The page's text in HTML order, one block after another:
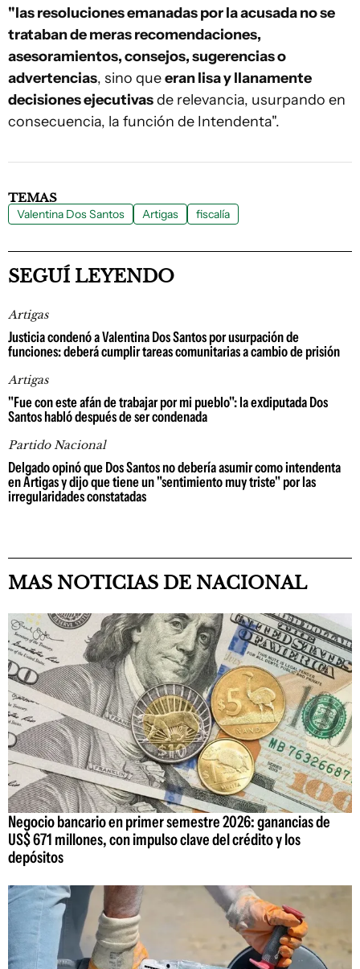
"las resoluciones emanadas por la acusada no se
trataban de meras recomendaciones,
asesoramientos, consejos, sugerencias o
advertencias, sino queeran lisa y llanamente
decisiones ejecutivasde relevancia, usurpando en
consecuencia, la función de Intendenta".
TEMAS
Valentina Dos Santos Artigas fiscalía
SEGUÍ LEYENDO
Artigas
Justicia condenó a Valentina Dos Santos por usurpación de
funciones: deberá cumplir tareas comunitarias a cambio de prisión
Artigas
"Fue con este afán de trabajar por mi pueblo": la exdiputada Dos
Santos habló después de ser condenada
Partido Nacional
Delgado opinó que Dos Santos no debería asumir como intendenta
en Artigas y dijo que tiene un "sentimiento muy triste" por las
irregularidades constatadas
MAS NOTICIAS DE NACIONAL
Negocio bancario en primer semestre 2026: ganancias de
US$ 671 millones, con impulso clave del crédito y los
depósitos